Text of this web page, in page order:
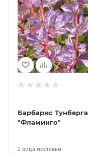
Барбарис Тунберга
"Фламинго"
2 вида поставки